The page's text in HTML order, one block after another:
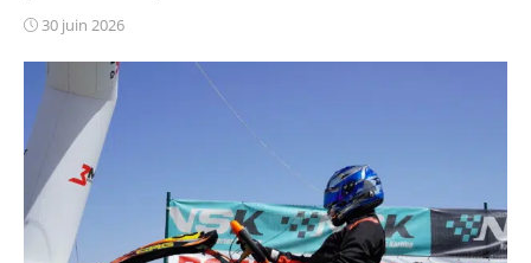
Posted
30 juin 2026